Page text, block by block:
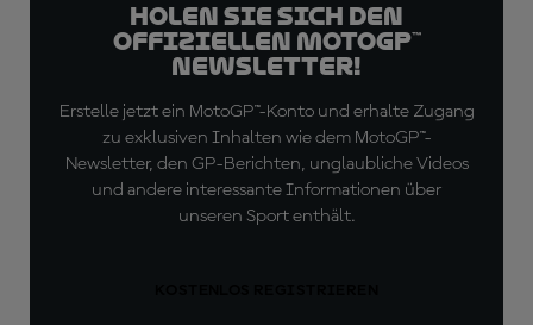
Holen Sie sich den
offiziellen MotoGP™
Newsletter!
Erstelle jetzt ein MotoGP™-Konto und erhalte Zugang
zu exklusiven Inhalten wie dem MotoGP™-
Newsletter, den GP-Berichten, unglaubliche Videos
und andere interessante Informationen über
unseren Sport enthält.